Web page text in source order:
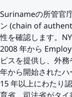
Surinameの所管官
ン (chain of
性を確認します。
2008 年から
ビスを提供し、外
年から開始されたハ
15 年以上にわたり